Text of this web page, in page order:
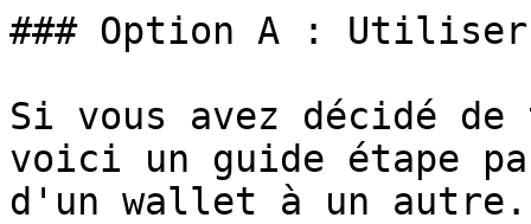
### Option A : Utiliser
Si vous avez décidé
voici un guide étape
d'un wallet à un autre.